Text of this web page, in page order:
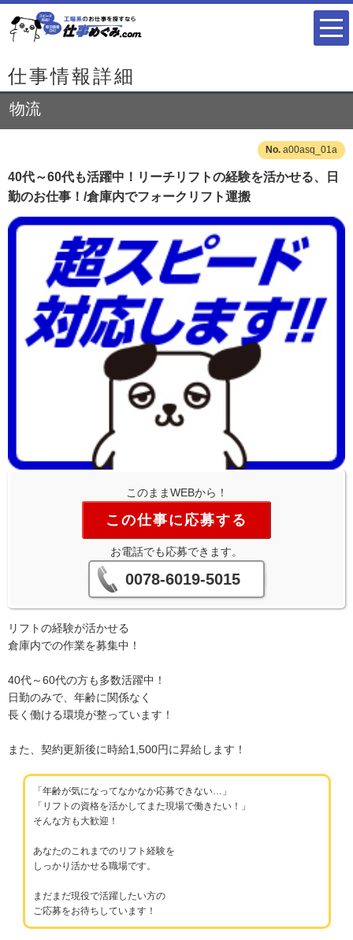
仕事情報詳細
物流
a00asq_01a
40代～60代も活躍中！リーチリフトの経験を活かせる、日
勤のお仕事！/倉庫内でフォークリフト運搬
このままWEBから！
この仕事に応募する
お電話でも応募できます。
0078-6019-5015
リフトの経験が活かせる
倉庫内での作業を募集中！
40代～60代の方も多数活躍中！
日勤のみで、年齢に関係なく
長く働ける環境が整っています！
また、契約更新後に時給1,500円に昇給します！
「年齢が気になってなかなか応募できない…」
「リフトの資格を活かしてまた現場で働きたい！」
そんな方も大歓迎！
あなたのこれまでのリフト経験を
しっかり活かせる職場です。
まだまだ現役で活躍したい方の
ご応募をお待ちしています！